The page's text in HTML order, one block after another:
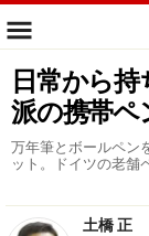
日常から
派の携帯ペ
万年筆とボールペン
ット。ドイツの老舗
土橋 正